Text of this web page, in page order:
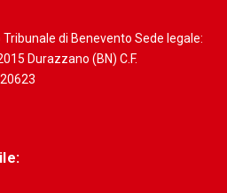
di Benevento Sede legale:
Durazzano (BN) C.F.